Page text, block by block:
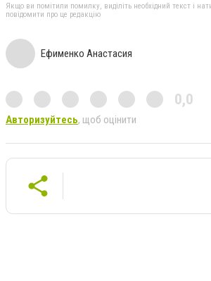
Якщо ви помітили помилку, виділіть необхідний текст і
повідомити про це редакцію
Ефименко Анастасия
0,0
Авторизуйтесь, щоб оцінити